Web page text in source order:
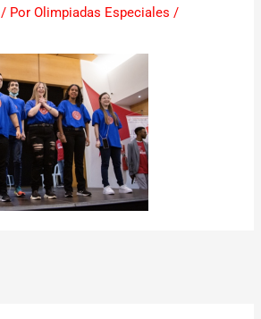
/ PorOlimpiadas Especiales/